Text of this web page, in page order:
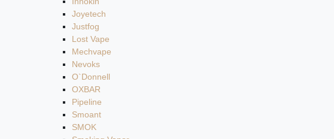
Joyetech
Justfog
Lost Vape
Mechvape
Nevoks
O`Donnell
OXBAR
Pipeline
Smoant
SMOK